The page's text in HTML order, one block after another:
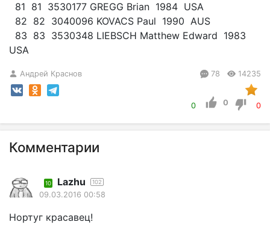
81 81 3530177 GREGG Brian 1984 USA
82 82 3040096 KOVACS Paul 1990 AUS
83 83 3530348 LIEBSCH Matthew Edward 1983
USA
Андрей Краснов 78 14235
0 0 0
Комментарии
10 Lazhu 102
09.03.2016 00:58
Нортуг красавец!